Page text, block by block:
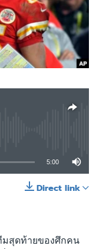
available
5:00
Direct link
มสุดท้ายของศึกคน